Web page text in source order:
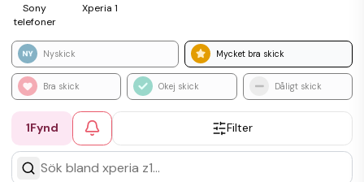
Sony
tele­foner
Xperia 1
Nyskick Mycket bra skick
Bra skick Okej skick Dåligt skick
1Fynd Filter